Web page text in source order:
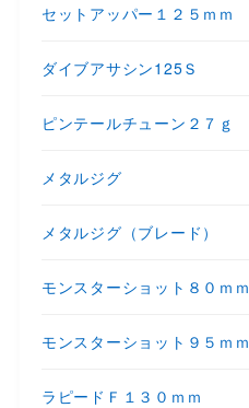
セットアッパー１２５ｍｍ
ダイブアサシン125Ｓ
ピンテールチューン２７ｇ
メタルジグ
メタルジグ（ブレード）
モンスターショット８０ｍｍ
モンスターショット９５ｍｍ
ラピードＦ１３０ｍｍ